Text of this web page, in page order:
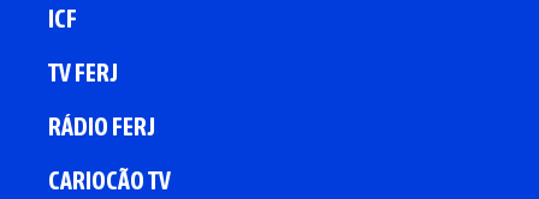
ICF
TV FERJ
RÁDIO FERJ
CARIOCÃO TV